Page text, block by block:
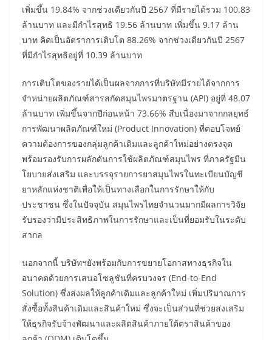
เพิ่มขึ้น 19.84% จากช่วงเดียวกันปี 2567 ที่มีรายได้รวม 100.83
ล้านบาท และมีกำไรสุทธิ 19.56 ล้านบาท เพิ่มขึ้น 9.17 ล้าน
บาท คิดเป็นอัตราการเติบโต 88.26% จากช่วงเดียวกันปี 2567
ที่มีกำไรสุทธิอยู่ที่ 10.39 ล้านบาท
การเติบโตของรายได้เป็นผลจากการที่บริษัทมีรายได้จากการ
จำหน่ายผลิตภัณฑ์สารสกัดสมุนไพรมาตรฐาน (API) อยู่ที่ 48.07
ล้านบาท เพิ่มขึ้นจากปีก่อนหน้า 73.66% สืบเนื่องมาจากกลยุทธ์
การพัฒนาผลิตภัณฑ์ใหม่ (Product Innovation) ที่ตอบโจทย์
ความต้องการของกลุ่มลูกค้าเดิมและลูกค้าใหม่อย่างตรงจุด
พร้อมรองรับการผลักดันการใช้ผลิตภัณฑ์สมุนไพร ที่ภาครัฐมีน
โยบายส่งเสริม และบรรจุรายการยาสมุนไพรในทะเบียนบัญชี
ยาหลักแห่งชาติเพื่อให้เป็นทางเลือกในการรักษาให้กับ
ประชาชน ซึ่งในปัจจุบัน สมุนไพรไทยจำนวนมากมีผลการวิจัย
รับรองว่ามีประสิทธิภาพในการรักษาและเป็นที่ยอมรับในระดับ
สากล
นอกจากนี้ บริษัทฯยังพร้อมกับการขยายโอกาสทางธุรกิจใน
อนาคตด้วยการเสนอโซลูชันที่ครบวงจร (End-to-End
Solution) ซึ่งส่งผลให้ลูกค้าเดิมและลูกค้าใหม่ เพิ่มปริมาณการ
สั่งซื้อทั้งสินค้าเดิมและสินค้าใหม่ ซึ่งจะเป็นส่วนที่ช่วยส่งเสริม
ให้ธุรกิจรับจ้างพัฒนาและผลิตสินค้าภายใต้ตราสินค้าของ